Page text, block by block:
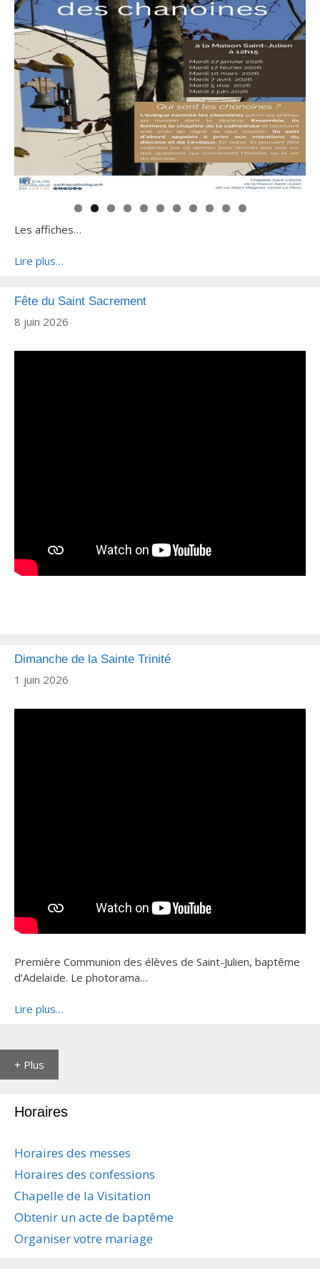
Les affiches…
Lire plus…
Fête du Saint Sacrement
8 juin 2026
Dimanche de la Sainte Trinité
1 juin 2026
Première Communion des élèves de Saint-Julien, baptême
d’Adelaïde. Le photorama…
Lire plus…
+ Plus
Horaires
Horaires des messes
Horaires des confessions
Chapelle de la Visitation
Obtenir un acte de baptême
Organiser votre mariage